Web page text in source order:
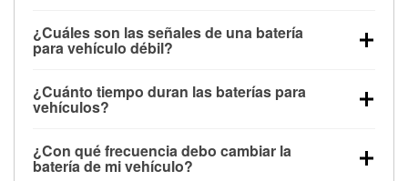
maneras. El método más rápido es utilizar un
multímetro: con el vehículo apagado, conecta los
voltaje: una batería en buen estado y totalmente
cargada debería indicar unos 12.6 voltios. Es
importante saber que las baterías descargadas a
veces pueden mostrar una carga completa, y un
¿Cuáles son las señales de una batería
para vehículo débil?
advertencia. Un arranque lento del motor, faros
tenues, chasquidos al girar la llave o luces de
que la batería tiene una potencia de carga débil.
¿Cuánto tiempo duran las baterías para
vehículos?
entre 3 y 5 años. La duración exacta depende de los
¿Con qué frecuencia debo cambiar la
batería de mi vehículo?